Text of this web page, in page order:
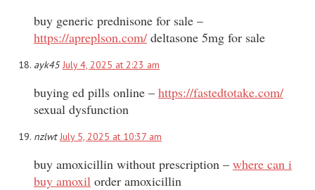
buy generic prednisone for sale –
https://apreplson.com/ deltasone 5mg for sale
ayk45July 4, 2025 at 2:23 am
buying ed pills online – https://fastedtotake.com/
sexual dysfunction
nzlwtJuly 5, 2025 at 10:37 am
buy amoxicillin without prescription – where can i
buy amoxil order amoxicillin